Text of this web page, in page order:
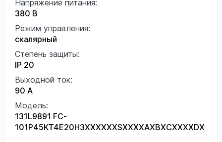
Напряжение питания:
380 В
Режим управления:
скалярный
Степень защиты:
IP 20
Выходной ток:
90 А
Модель:
131L9891 FC-
101P45KT4E20H3XXXXXXSXXXXAXBXCXXXXDX